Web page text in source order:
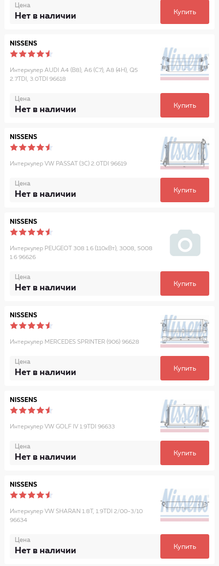
Цена
Нет в наличии Купить
NISSENS
Интеркулер AUDI A4 (B8), A6 (C7), A8 (4H), Q5
2.7TDI, 3.0TDI 96618
Цена
Нет в наличии Купить
NISSENS
Интеркулер VW PASSAT (3C) 2.0TDI 96619
Цена
Нет в наличии Купить
NISSENS
Интеркулер PEUGEOT 308 1.6 (110кВт), 3008, 5008
1.6 96626
Цена
Нет в наличии Купить
NISSENS
Интеркулер MERCEDES SPRINTER (906) 96628
Цена
Нет в наличии Купить
NISSENS
Интеркулер VW GOLF IV 1.9TDI 96633
Цена
Нет в наличии Купить
NISSENS
Интеркулер VW SHARAN 1.8T, 1.9TDI 2/00-3/10
96634
Цена
Нет в наличии Купить